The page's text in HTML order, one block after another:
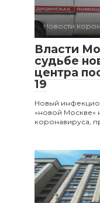
Новости
Власти
судьбе
центра
19
Новый
«новой Москве»
коронавируса,